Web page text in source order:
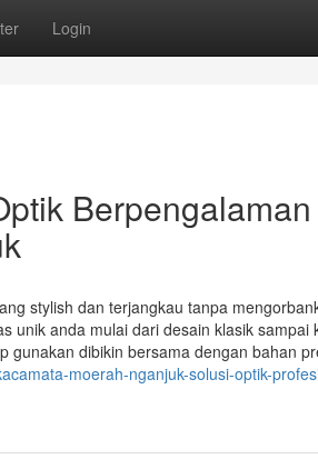
Login
Berpengalaman
stylish dan terjangkau tanpa
unik anda mulai dari desain klasik sampai
gunakan dibikin bersama dengan bahan
moerah-nganjuk-solusi-optik-